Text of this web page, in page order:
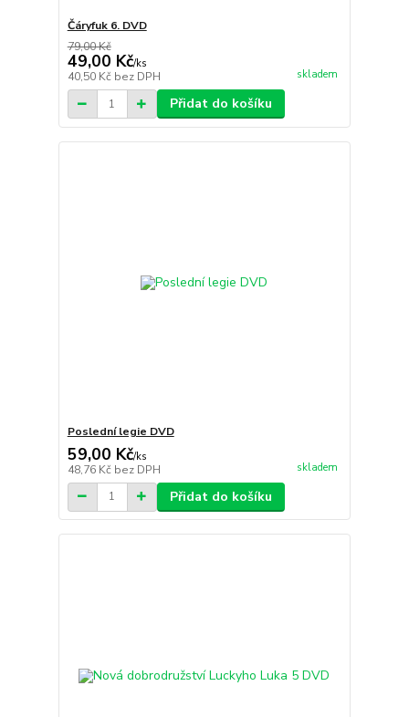
Čáryfuk 6. DVD
79,00 Kč
49,00 Kč/ks
40,50 Kč bez DPH skladem
Přidat do košíku
Poslední legie DVD
59,00 Kč/ks
48,76 Kč bez DPH skladem
Přidat do košíku